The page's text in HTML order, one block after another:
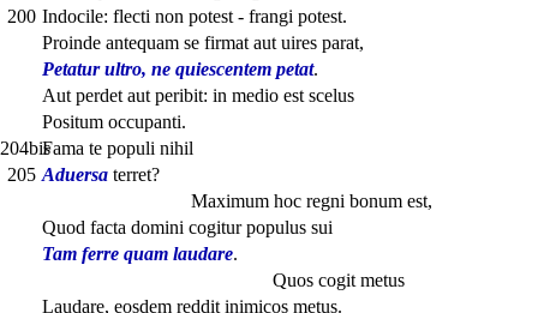
200 Indocile: flecti non potest - frangi potest.
Proinde antequam se firmat aut uires parat,
Petatur ultro, ne quiescentem petat.
Aut perdet aut peribit: in medio est scelus
Positum occupanti.
204bisFama te populi nihil
205 Aduersa terret?
Maximum hoc regni bonum est,
Quod facta domini cogitur populus sui
Tam ferre quam laudare.
Quos cogit metus
Laudare, eosdem reddit inimicos metus.